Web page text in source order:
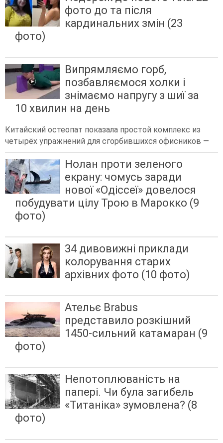
фото до та після
кардинальних змін (23
фото)
Випрямляємо горб,
позбавляємося холки і
знімаємо напругу з шиї за
10 хвилин на день
Китайский остеопат показала простой комплекс из
четырёх упражнений для сгорбившихся офисников —
Нолан проти зеленого
екрану: чомусь заради
нової «Одіссеї» довелося
побудувати цілу Трою в Марокко (9
фото)
34 дивовижні приклади
колорування старих
архівних фото (10 фото)
Ательє Brabus
представило розкішний
1450-сильний катамаран (9
фото)
Непотоплюваність на
папері. Чи була загибель
«Титаніка» зумовлена?⁠⁠ (8
фото)